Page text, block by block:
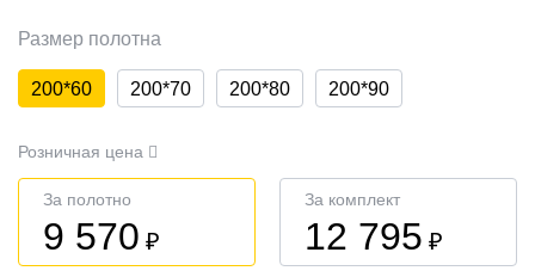
Размер полотна
200*60 200*70 200*80 200*90
Розничная цена
За полотно
9 570 ₽
За комплект
12 795 ₽